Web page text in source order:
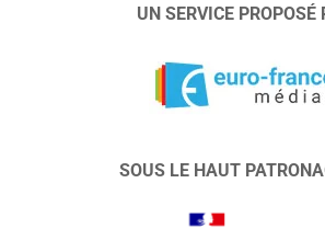
UN SERVICE PROPOSÉ
SOUS LE HAUT